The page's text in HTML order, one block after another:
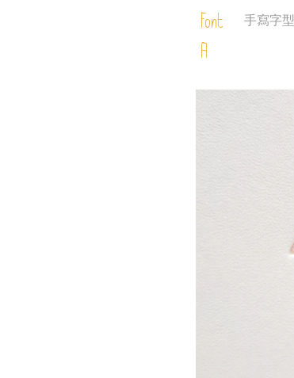
Font
A
手寫字型